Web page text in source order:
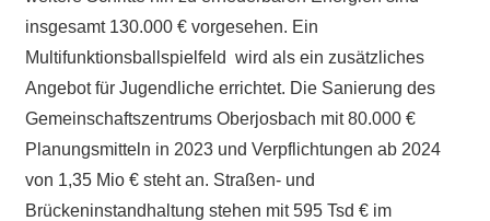
insgesamt 130.000 € vorgesehen. Ein
Multifunktionsballspielfeld wird als ein zusätzliches
Angebot für Jugendliche errichtet. Die Sanierung des
Gemeinschaftszentrums Oberjosbach mit 80.000 €
Planungsmitteln in 2023 und Verpflichtungen ab 2024
von 1,35 Mio € steht an. Straßen- und
Brückeninstandhaltung stehen mit 595 Tsd € im